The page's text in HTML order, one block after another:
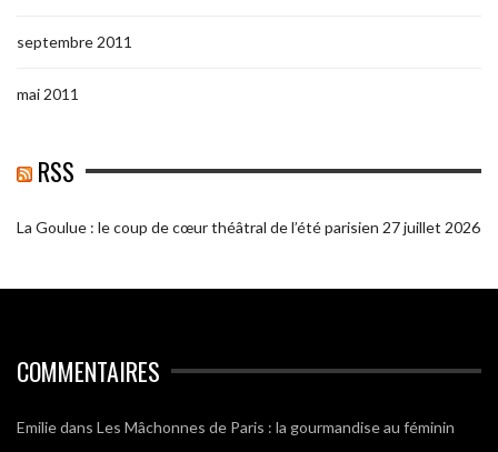
septembre 2011
mai 2011
RSS
La Goulue : le coup de cœur théâtral de l’été parisien 27 juillet 2026
COMMENTAIRES
Emiliedans Les Mâchonnes de Paris : la gourmandise au féminin